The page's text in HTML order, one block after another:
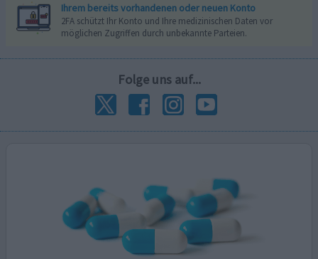
Ihrem bereits vorhandenen oder neuen Konto
2FA schützt Ihr Konto und Ihre medizinischen Daten vor
möglichen Zugriffen durch unbekannte Parteien.
Folge uns auf...